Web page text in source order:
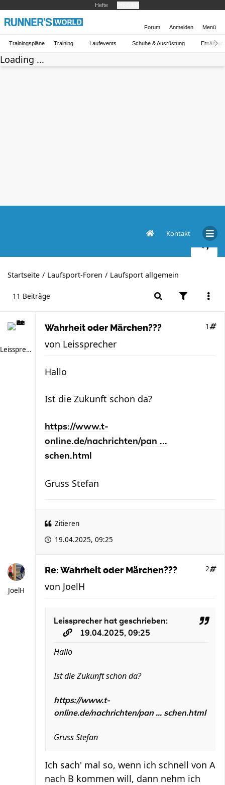
Hefte
Forum Anmelden Menü
Trainingspläne Training Laufevents Schuhe & Ausrüstung
Loading ...
Kontakt
Startseite Laufsport-Foren Laufsport allgemein
11 Beiträge
Leissprecher
Wahrheit oder Märchen??? 1
von Leissprecher
Hallo
Ist die Zukunft schon da?
https://www.t-
online.de/nachrichten/pan ...
schen.html
Gruss Stefan
Zitieren
19.04.2025, 09:25
JoelH
Re: Wahrheit oder Märchen??? 2
von JoelH
Leissprecherhat geschrieben:
19.04.2025, 09:25
Hallo
Ist die Zukunft schon da?
https://www.t-
online.de/nachrichten/pan ... schen.html
Gruss Stefan
Ich sach' mal so, wenn ich schnell von A
nach B kommen will, dann nehm ich